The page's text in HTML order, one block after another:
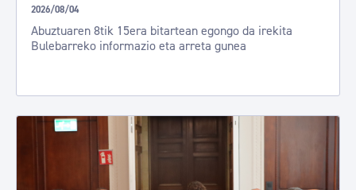
2026/08/04
Abuztuaren 8tik 15era bitartean egongo da irekita
Bulebarreko informazio eta arreta gunea